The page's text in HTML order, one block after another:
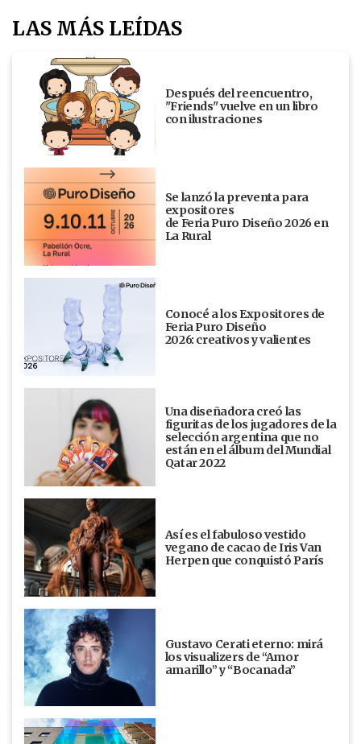
LAS MÁS LEÍDAS
Después del reencuentro,
"Friends" vuelve en un libro
con ilustraciones
Se lanzó la preventa para
expositores
de Feria Puro Diseño 2026 en
La Rural
Conocé a los Expositores de
Feria Puro Diseño
2026: creativos y valientes
Una diseñadora creó las
figuritas de los jugadores de la
selección argentina que no
están en el álbum del Mundial
Qatar 2022
Así es el fabuloso vestido
vegano de cacao de Iris Van
Herpen que conquistó París
Gustavo Cerati eterno: mirá
los visualizers de “Amor
amarillo” y “Bocanada”